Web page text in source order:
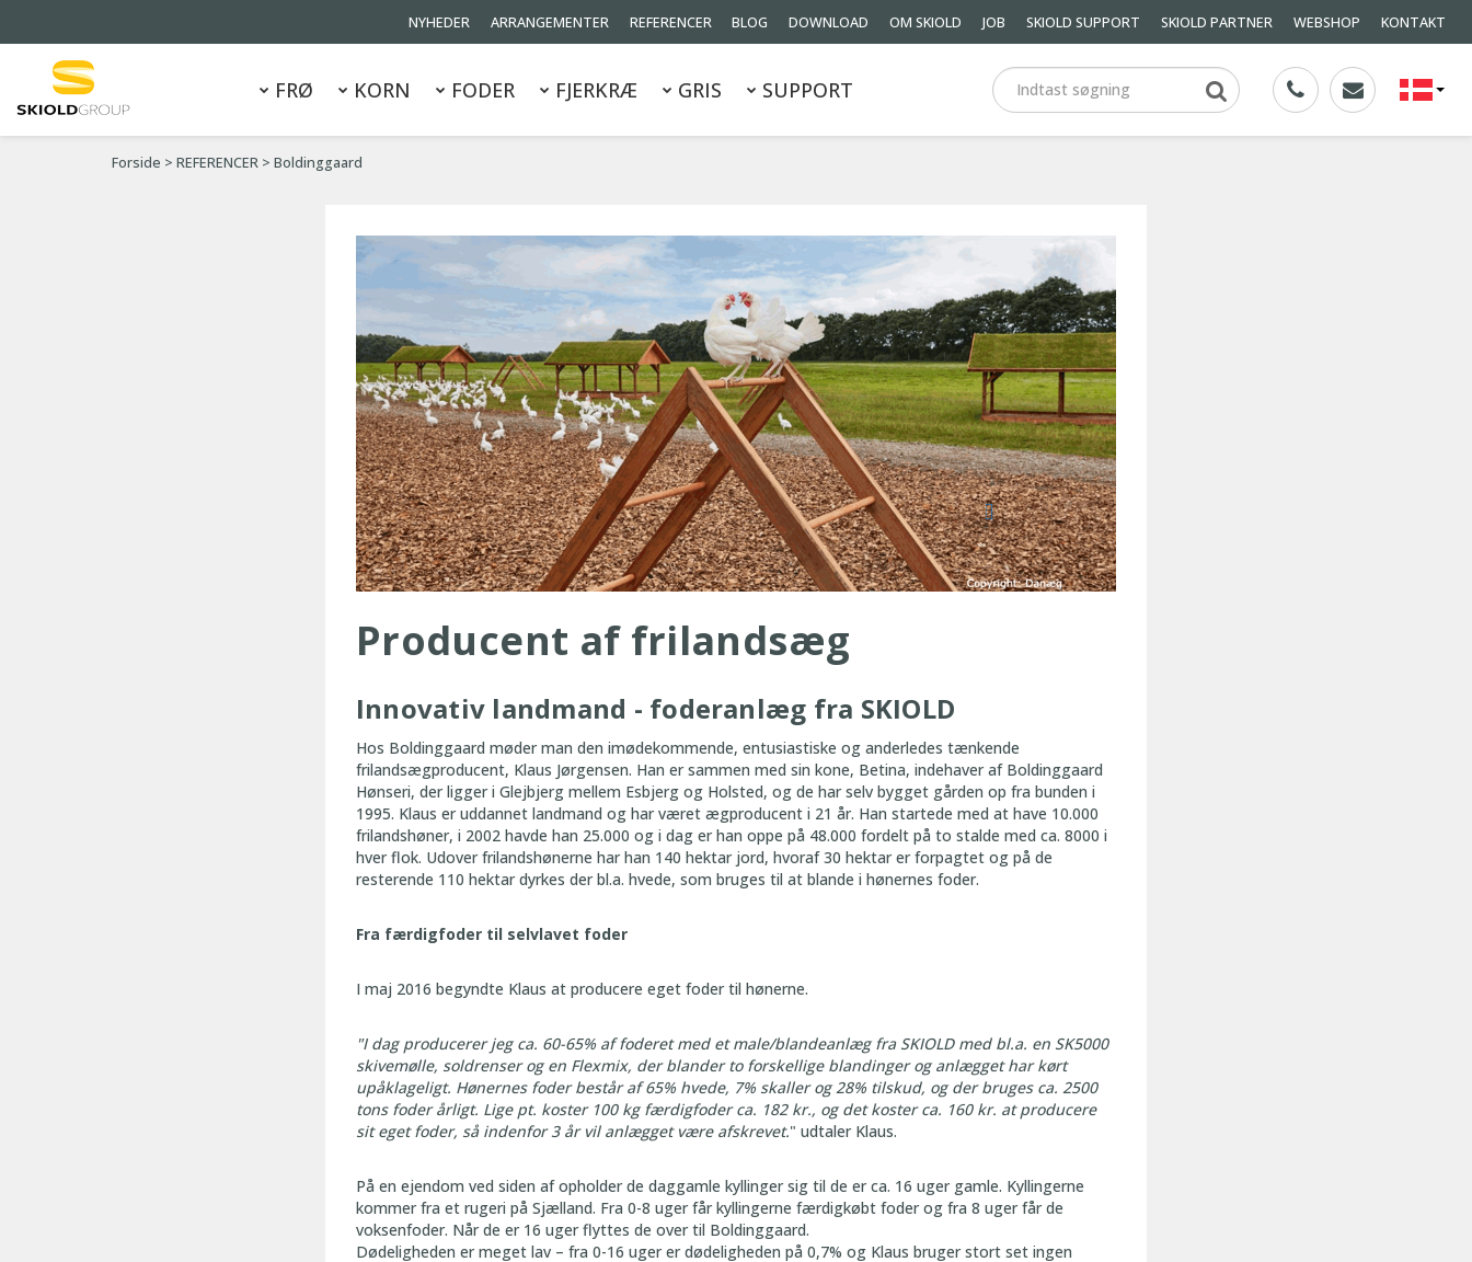
NYHEDER ARRANGEMENTER REFERENCER BLOG DOWNLOAD OM SKIOLD JOB SKIOLD SUPPORT SKIOLD PARTNER WEBSHOP KONTAKT
FRØ KORN FODER FJERKRÆ GRIS SUPPORT
Forside > REFERENCER > Boldinggaard
Producent af frilandsæg
Innovativ landmand - foderanlæg fra SKIOLD
Hos Boldinggaard møder man den imødekommende, entusiastiske og anderledes tænkende
frilandsægproducent, Klaus Jørgensen. Han er sammen med sin kone, Betina, indehaver af Boldinggaard
Hønseri, der ligger i Glejbjerg mellem Esbjerg og Holsted, og de har selv bygget gården op fra bunden i
1995. Klaus er uddannet landmand og har været ægproducent i 21 år. Han startede med at have 10.000
frilandshøner, i 2002 havde han 25.000 og i dag er han oppe på 48.000 fordelt på to stalde med ca. 8000 i
hver flok. Udover frilandshønerne har han 140 hektar jord, hvoraf 30 hektar er forpagtet og på de
resterende 110 hektar dyrkes der bl.a. hvede, som bruges til at blande i hønernes foder.
Fra færdigfoder til selvlavet foder
I maj 2016 begyndte Klaus at producere eget foder til hønerne.
"I dag producerer jeg ca. 60-65% af foderet med et male/blandeanlæg fra SKIOLD med bl.a. en SK5000
skivemølle, soldrenser og en Flexmix, der blander to forskellige blandinger og anlægget har kørt
upåklageligt. Hønernes foder består af 65% hvede, 7% skaller og 28% tilskud, og der bruges ca. 2500
tons foder årligt. Lige pt. koster 100 kg færdigfoder ca. 182 kr., og det koster ca. 160 kr. at producere
sit eget foder, så indenfor 3 år vil anlægget være afskrevet." udtaler Klaus.
På en ejendom ved siden af opholder de daggamle kyllinger sig til de er ca. 16 uger gamle. Kyllingerne
kommer fra et rugeri på Sjælland. Fra 0-8 uger får kyllingerne færdigkøbt foder og fra 8 uger får de
voksenfoder. Når de er 16 uger flyttes de over til Boldinggaard.
Dødeligheden er meget lav – fra 0-16 uger er dødeligheden på 0,7% og Klaus bruger stort set ingen